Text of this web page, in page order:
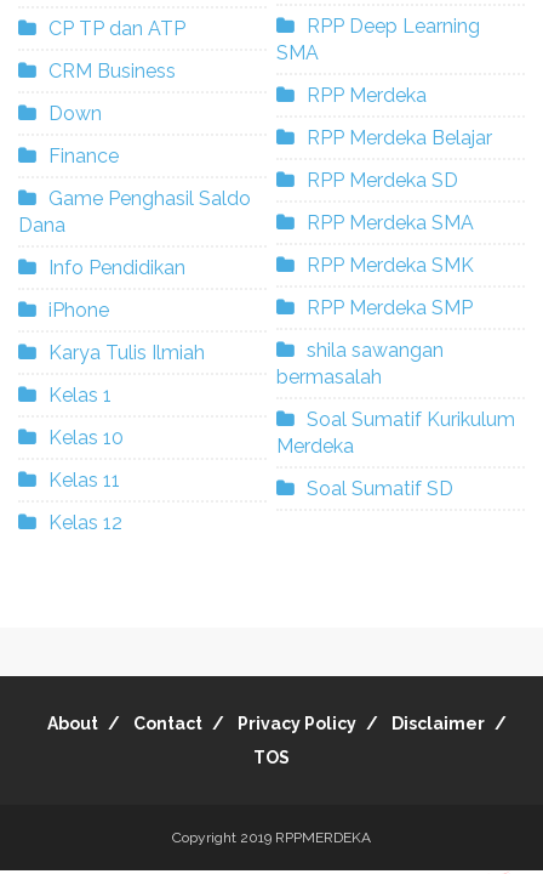
CP TP dan ATP
CRM Business
Down
Finance
Game Penghasil Saldo
Dana
Info Pendidikan
iPhone
Karya Tulis Ilmiah
Kelas 1
Kelas 10
Kelas 11
Kelas 12
RPP Deep Learning
SMA
RPP Merdeka
RPP Merdeka Belajar
RPP Merdeka SD
RPP Merdeka SMA
RPP Merdeka SMK
RPP Merdeka SMP
shila sawangan
bermasalah
Soal Sumatif Kurikulum
Merdeka
Soal Sumatif SD
About Contact Privacy Policy
Disclaimer
TOS
Copyright 2019 RPPMERDEKA